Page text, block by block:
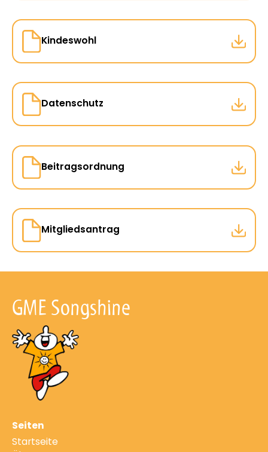
Kindeswohl
Datenschutz
Beitragsordnung
Mitgliedsantrag
GME Songshine
Seiten
Startseite